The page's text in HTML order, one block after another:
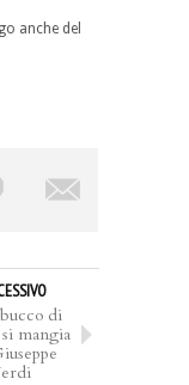
anche del
di
mangia